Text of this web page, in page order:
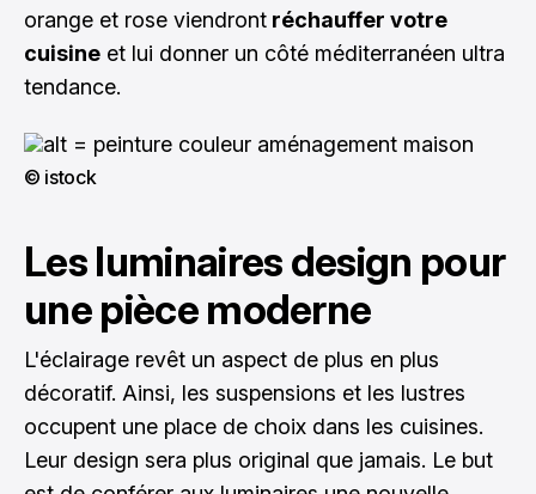
orange et rose viendront réchauffer votre
cuisine et lui donner un côté méditerranéen ultra
tendance.
© istock
Les luminaires design pour
une pièce moderne
L'éclairage revêt un aspect de plus en plus
décoratif. Ainsi, les suspensions et les lustres
occupent une place de choix dans les cuisines.
Leur design sera plus original que jamais. Le but